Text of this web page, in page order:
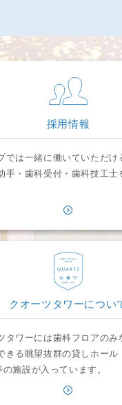
採用情報
では一緒に働いていただけ
手・歯科受付・歯科技工士
クオーツタワーについ
タワーには歯科フロアのみ
きる眺望抜群の貸しホール
施設が入っています。